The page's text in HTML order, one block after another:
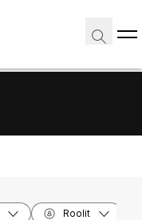
Roolit